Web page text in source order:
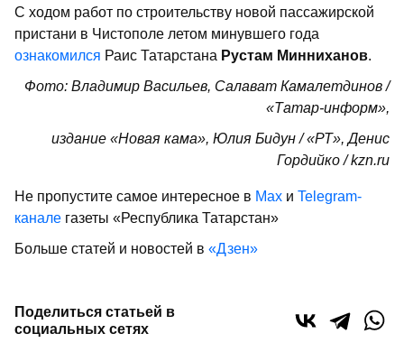
С ходом работ по строительству новой пассажирской
пристани в Чистополе летом минувшего года
ознакомился Раис Татарстана Рустам Минниханов.
Фото: Владимир Васильев, Салават Камалетдинов /
«Татар-информ»,
издание «Новая кама», Юлия Бидун / «РТ», Денис
Гордийко / kzn.ru
Не пропустите самое интересное в Max и Telegram-
канале газеты «Республика Татарстан»
Больше статей и новостей в «Дзен»
Поделиться статьей в
социальных сетях